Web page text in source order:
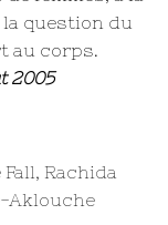
question du
au corps.
2005
Fall, Rachida
Aklouche